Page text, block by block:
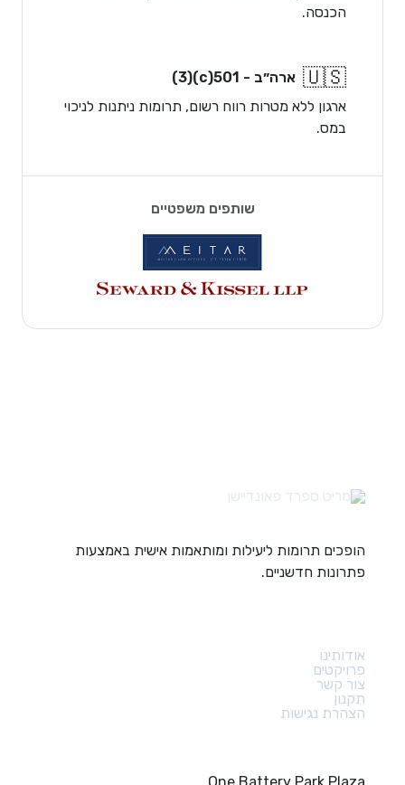
הכנסה.
🇺🇸 ארה״ב - 501(c)(3)
ארגון ללא מטרות רווח רשום, תרומות ניתנות לניכוי
במס.
שותפים משפטיים
הופכים תרומות ליעילות ומותאמות אישית באמצעות
פתרונות חדשניים.
אודותינו
פרויקטים
צור קשר
תקנון
הצהרת נגישות